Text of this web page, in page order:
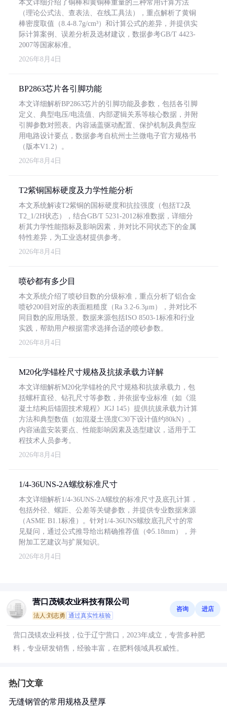
本文详细介绍了铜棒和黄铜棒重量的三种常用计算方法
（理论公式法、查表法、在线工具法），重点解析了黄铜
棒密度取值（8.4-8.7g/cm³）和计算公式的差异，并提供实
际计算案例、误差分析及选材建议，数据参考GB/T 4423-
2007等国家标准。
2026年8月4日
BP2863芯片各引脚功能
本文详细解析BP2863芯片的引脚功能及参数，包括各引脚
定义、典型电压/电流值、内部逻辑关系等核心数据，并附
引脚参数对照表。内容涵盖驱动配置、保护机制及典型应
用电路设计要点，数据参考自杭州士兰微电子官方规格书
（版本V1.2）。
2026年8月4日
T2紫铜国标硬度及力学性能分析
本文系统解读T2紫铜的国标硬度和抗拉强度（包括T2及
T2_1/2H状态），结合GB/T 5231-2012标准数据，详细分
析其力学性能指标及影响因素，并对比不同状态下的金属
特性差异，为工业选材提供参考。
2026年8月4日
喷砂都有多少目
本文系统介绍了喷砂目数的分级标准，重点分析了铝合金
喷砂200目对应的表面粗糙度（Ra 3.2-6.3μm），并对比不
同目数的应用场景。数据来源包括ISO 8503-1标准和行业
实践，帮助用户根据需求选择合适的喷砂参数。
2026年8月4日
M20化学锚栓尺寸规格及抗拔承载力详解
本文详细解析M20化学锚栓的尺寸规格和抗拔承载力，包
括螺杆直径、钻孔尺寸等参数，并依据专业标准（如《混
凝土结构后锚固技术规程》JGJ 145）提供抗拔承载力计算
方法和典型数值（如混凝土强度C30下设计值约80kN）。
内容涵盖安装要点、性能影响因素及选型建议，适用于工
程技术人员参考。
2026年8月4日
1/4-36UNS-2A螺纹标准尺寸
本文详细解析1/4-36UNS-2A螺纹的标准尺寸及底孔计算，
包括外径、螺距、公差等关键参数，并提供专业数据来源
（ASME B1.1标准）。针对1/4-36UNS螺纹底孔尺寸的常
见疑问，通过公式推导给出精确推荐值（Φ5.18mm），并
附加工艺建议与扩展知识。
2026年8月4日
营口茂镁农业科技有限公司
法人:刘志勇 通过真实性核验
咨询 进店
营口茂镁农业科技，位于辽宁营口，2023年成立，专营多种肥
料，专业研发销售，经验丰富，在肥料领域具权威性。
热门文章
无缝钢管的常用规格及壁厚